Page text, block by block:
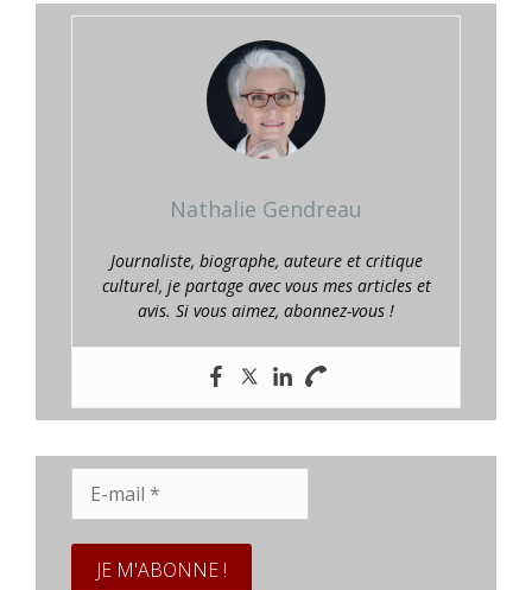
Nathalie Gendreau
Journaliste, biographe, auteure et critique
culturel, je partage avec vous mes articles et
avis. Si vous aimez, abonnez-vous !
mail